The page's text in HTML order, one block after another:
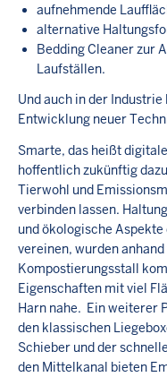
aufnehmende
alternative
Bedding Cleaner zur
Laufställen.
Und auch in der
Entwicklung neuer
Smarte, das heißt
hoffentlich zukünftig
Tierwohl und
verbinden lassen.
und ökologische
vereinen, wurden
Kompostierungsstall
Eigenschaften mit viel
Harn nahe. Ein weiterer
den klassischen
Schieber und der
den Mittelkanal bieten